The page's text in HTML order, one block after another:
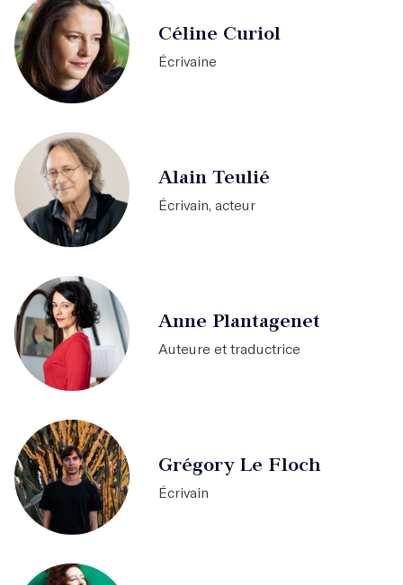
Céline Curiol
Écrivaine
Alain Teulié
Écrivain, acteur
Anne Plantagenet
Auteure et traductrice
Grégory Le Floch
Écrivain